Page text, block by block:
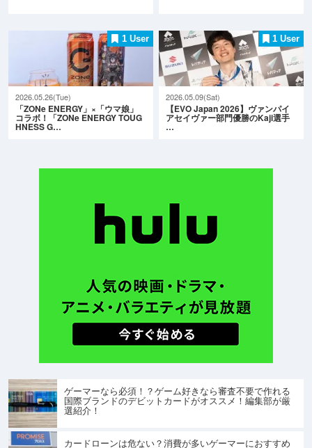
1 User
2026.05.26(Tue)
「ZONe ENERGY」×「ウマ娘」
コラボ！「ZONe ENERGY TOUG
HNESS G…
1 User
2026.05.09(Sat)
【EVO Japan 2026】ヴァンパイ
アセイヴァー部門優勝のKaji選手
…
ゲーマーなら必須！？ゲーム好きなら審査不要で作れる
国際ブランドのデビットカードがオススメ！編集部が厳
選紹介！
カードローンは危ない？消費が多いゲーマーにおすすめ